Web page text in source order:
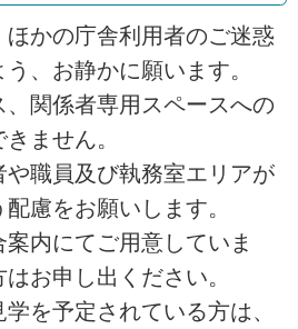
ほかの庁舎利用者のご迷惑
、お静かに願います。
、関係者専用スペースへの
ません。
や職員及び執務室エリアが
慮をお願いします。
内にてご用意していま
お申し出ください。
を予定されている方は、